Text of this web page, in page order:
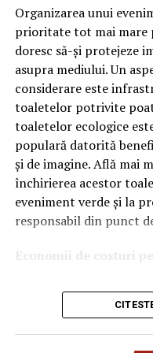
tehnologiile proprii și
OEM.
Ce înseamnă Ravenol
DenumireaVMP
pentru motoare
ridicate și
constructorilor auto.
Acest produs este
moderne pe benzină și
catalizatoare
sisteme Start-
Organizarea unui
prioritate tot mai mare
doresc să-și protejeze
asupra mediului. Un
considerare este
toaletelor potrivite
toaletelor ecologice
populară datorită
și de imagine. Află mai
închirierea acestor
eveniment verde și la
responsabil din punct
Economii de costuri
Unul dintre cele mai
închiriere toalete
termen lung, aceasta